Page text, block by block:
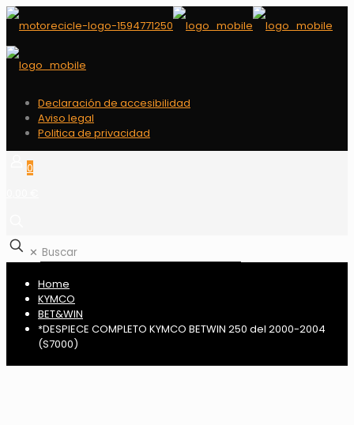
Declaración de accesibilidad
Aviso legal
Politica de privacidad
0
✕
Home
KYMCO
BET&WIN
*DESPIECE COMPLETO KYMCO BETWIN 250 del 2000-2004
(S7000)